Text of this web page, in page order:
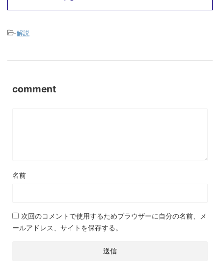
-解説
comment
名前
次回のコメントで使用するためブラウザーに自分の名前、メ
ールアドレス、サイトを保存する。